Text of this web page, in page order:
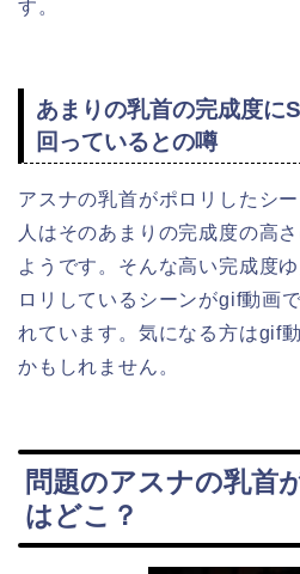
す。
あまりの乳首の完成度に
回っているとの噂
アスナの乳首がポロリしたシ
人はそのあまりの完成度の高
ようです。そんな高い完成度
ロリしているシーンがgif動画
れています。気になる方はgif
かもしれません。
問題のアスナの乳首
はどこ？